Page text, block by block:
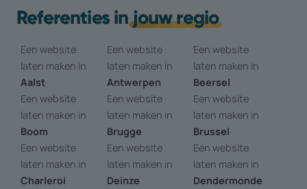
Referenties injouw regio
Een website
laten maken in
Aalst
Een website
laten maken in
Antwerpen
Een website
laten maken in
Beersel
Een website
laten maken in
Boom
Een website
laten maken in
Brugge
Een website
laten maken in
Brussel
Een website
laten maken in
Charleroi
Een website
laten maken in
Deinze
Een website
laten maken in
Dendermonde